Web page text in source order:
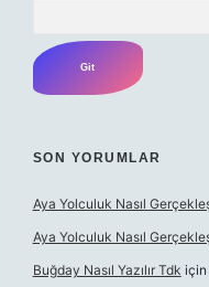
SON YORUMLAR
Aya Yolculuk Nasıl
Aya Yolculuk Nasıl
Buğday Nasıl Yazılır Tdk için